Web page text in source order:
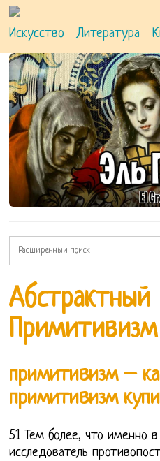
Искусство Литература
Абстрактный
Примитивизм
примитивизм –
примитивизм
51 Тем более, что именно в
исследователь